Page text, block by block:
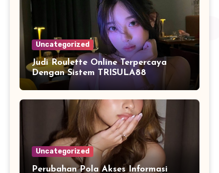
Uncategorized
Judi Roulette Online Terpercaya
Dengan Sistem TRISULA88
Uncategorized
Perubahan Pola Akses Informasi